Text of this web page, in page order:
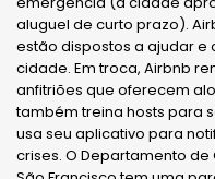
aluguel de curto prazo).
estão dispostos a ajudar
cidade. Em troca, Airbnb
anfitriões que oferecem
também treina hosts para
usa seu aplicativo para
crises. O Departamento